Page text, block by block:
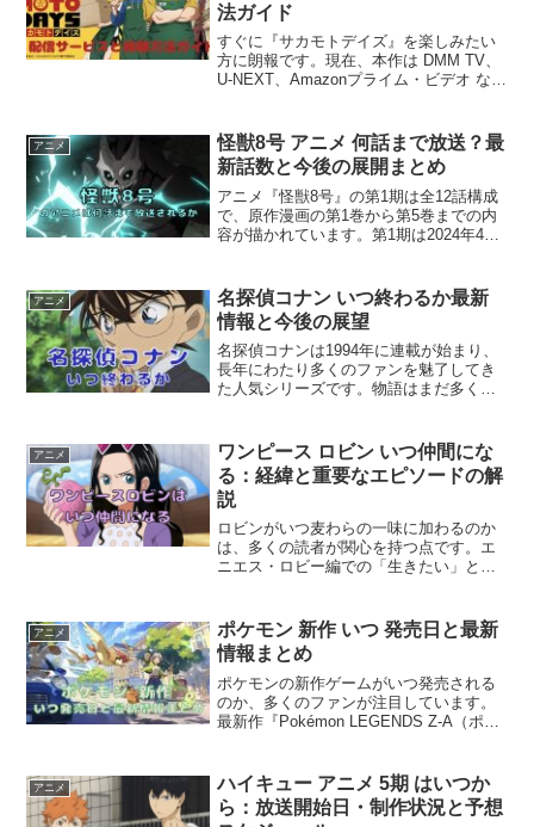
法ガイド
すぐに『サカモトデイズ』を楽しみたい
方に朗報です。現在、本作は DMM TV、
U-NEXT、Amazonプライム・ビデオ など
められます。本記事では、全話見放題で
楽しめ...
アニメ
怪獣8号 アニメ 何話まで放送？最
新話数と今後の展開まとめ
アニメ『怪獣8号』の第1期は全12話構成
で、原作漫画の第1巻から第5巻までの内
容が描かれています。第1期は2024年4月
しっかりと築かれました。続く第2期は、
2025...
アニメ
名探偵コナン いつ終わるか最新
情報と今後の展望
名探偵コナンは1994年に連載が始まり、
長年にわたり多くのファンを魅了してき
た人気シリーズです。物語はまだ多くの
想では、名探偵コナンの最終回は2027年
ごろとされていま...
アニメ
ワンピース ロビン いつ仲間にな
る：経緯と重要なエピソードの解
説
ロビンがいつ麦わらの一味に加わるのか
は、多くの読者が関心を持つ点です。エ
ニエス・ロビー編での「生きたい」との
になる決定的な場面はこの編で描かれ、
心の変化と加入の転機とな...
アニメ
ポケモン 新作 いつ 発売日と最新
情報まとめ
ポケモンの新作ゲームがいつ発売される
のか、多くのファンが注目しています。
最新作『Pokémon LEGENDS Z-A（ポケ
SwitchおよびNin...
アニメ
ハイキュー アニメ 5期 はいつか
ら：放送開始日・制作状況と予想